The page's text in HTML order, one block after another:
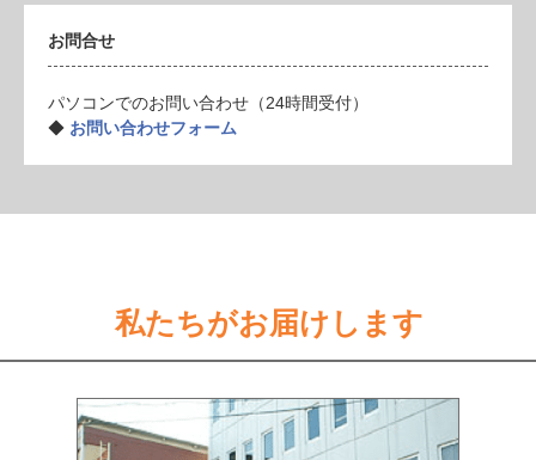
お問合せ
パソコンでのお問い合わせ（24時間受付）
◆ お問い合わせフォーム
私たちがお届けします